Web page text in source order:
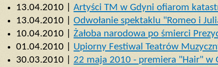
13.04.2010 |Artyści TM w Gdyni ofiarom
13.04.2010 |Odwołanie spektaklu "Romeo i
10.04.2010 |Żałoba narodowa po śmierci
01.04.2010 | Upiorny Festiwal Teatrów
30.03.2010 | 22 maja 2010 - premiera "Hair" w